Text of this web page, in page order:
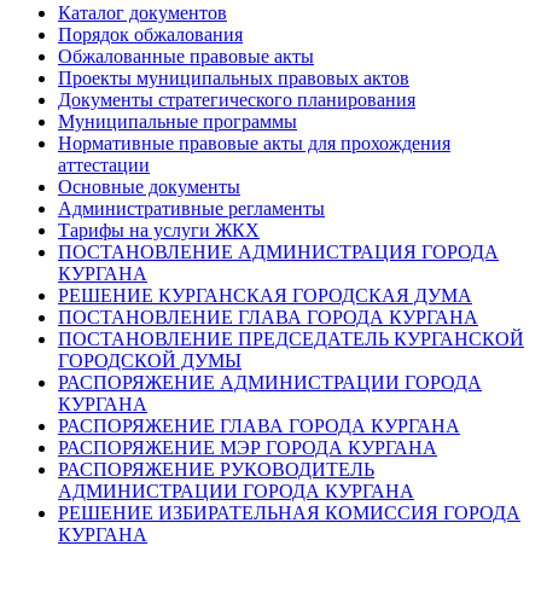
Каталог документов
Порядок обжалования
Обжалованные правовые акты
Проекты муниципальных правовых актов
Документы стратегического планирования
Муниципальные программы
Нормативные правовые акты для прохождения
аттестации
Основные документы
Административные регламенты
Тарифы на услуги ЖКХ
ПОСТАНОВЛЕНИЕ АДМИНИСТРАЦИЯ ГОРОДА
КУРГАНА
РЕШЕНИЕ КУРГАНСКАЯ ГОРОДСКАЯ ДУМА
ПОСТАНОВЛЕНИЕ ГЛАВА ГОРОДА КУРГАНА
ПОСТАНОВЛЕНИЕ ПРЕДСЕДАТЕЛЬ КУРГАНСКОЙ
ГОРОДСКОЙ ДУМЫ
РАСПОРЯЖЕНИЕ АДМИНИСТРАЦИИ ГОРОДА
КУРГАНА
РАСПОРЯЖЕНИЕ ГЛАВА ГОРОДА КУРГАНА
РАСПОРЯЖЕНИЕ МЭР ГОРОДА КУРГАНА
РАСПОРЯЖЕНИЕ РУКОВОДИТЕЛЬ
АДМИНИСТРАЦИИ ГОРОДА КУРГАНА
РЕШЕНИЕ ИЗБИРАТЕЛЬНАЯ КОМИССИЯ ГОРОДА
КУРГАНА